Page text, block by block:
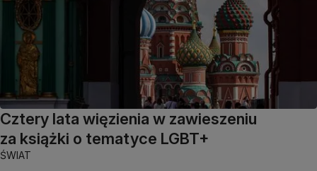
Cztery lata więzienia w zawieszeniu
za książki o tematyce LGBT+
ŚWIAT